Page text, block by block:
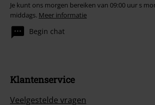
Je kunt ons morgen bereiken van 09:00 uur s
middags. Meer informatie
Begin chat
Klantenservice
Veelgestelde vragen